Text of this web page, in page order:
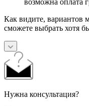
Как видите, вариантов
сможете выбрать хотя
Нужна консультация?